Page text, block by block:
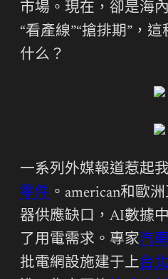
市場。現在，卻是海
“看產線”“搶排期”，
什么？
一系列外媒報道惹起
零件 。american和歐
器供應缺口，AI數據
了用電需求。專家汽
批電網設施建于上台